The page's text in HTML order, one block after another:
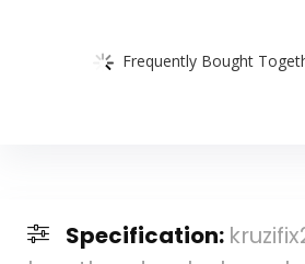
Frequently Bought
Specification: